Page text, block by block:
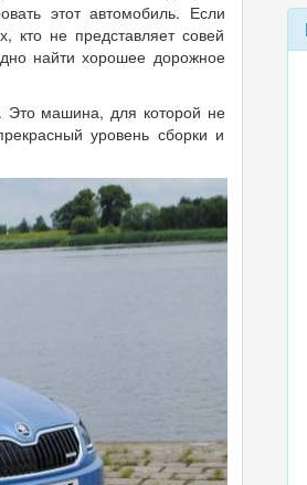
этот автомобиль. Если
кто не представляет совей
найти хорошее дорожное
Это машина, для которой не
уровень сборки и